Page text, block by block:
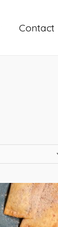
Contact